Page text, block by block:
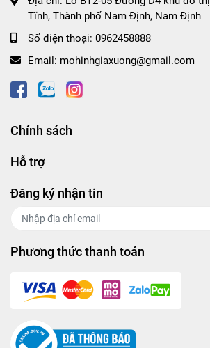
Tĩnh, Thành phố Nam Định, Nam Định
Số điện thoại: 0962458888
Email: mohinhgiaxuong@gmail.com
Chính sách
Hỗ trợ
Đăng ký nhận tin
Phương thức thanh toán